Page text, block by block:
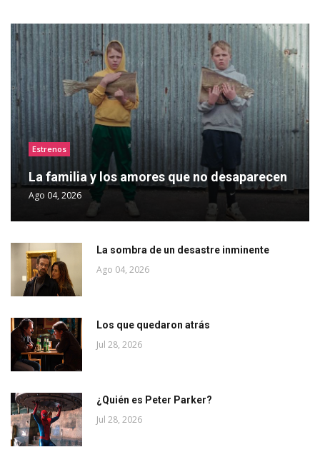
Estrenos
La familia y los amores que no desaparecen
Ago 04, 2026
La sombra de un desastre inminente
Ago 04, 2026
Los que quedaron atrás
Jul 28, 2026
¿Quién es Peter Parker?
Jul 28, 2026